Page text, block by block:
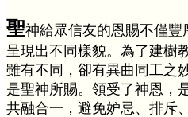
聖神給眾信友的恩賜不僅
呈現出不同樣貌。為了建樹
雖有不同，卻有異曲同工之
是聖神所賜。領受了神恩，
共融合一，避免妒忌、排斥